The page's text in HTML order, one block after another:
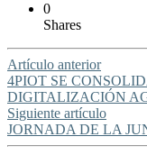
0
Shares
Artículo anterior
4PIOT SE
DIGITALIZACIÓN
Siguiente artículo
JORNADA DE LA